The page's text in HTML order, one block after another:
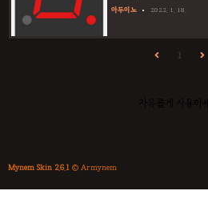
9 }; byte read = 0, tmp;
아두이노 2022. 1. 18.
1
자유롭게 사용하
Mynem Skin 2.6.1 © Armynem